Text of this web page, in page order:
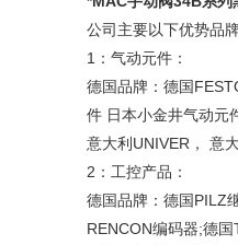
公司主要以下优势品
1 ：气动元件：
德国品牌：德国
件 日本小金井气动元
意大利 UNIVER ， 意
2 ：工控产品：
德国品牌：德国PILZ
RENCON编码器;德国